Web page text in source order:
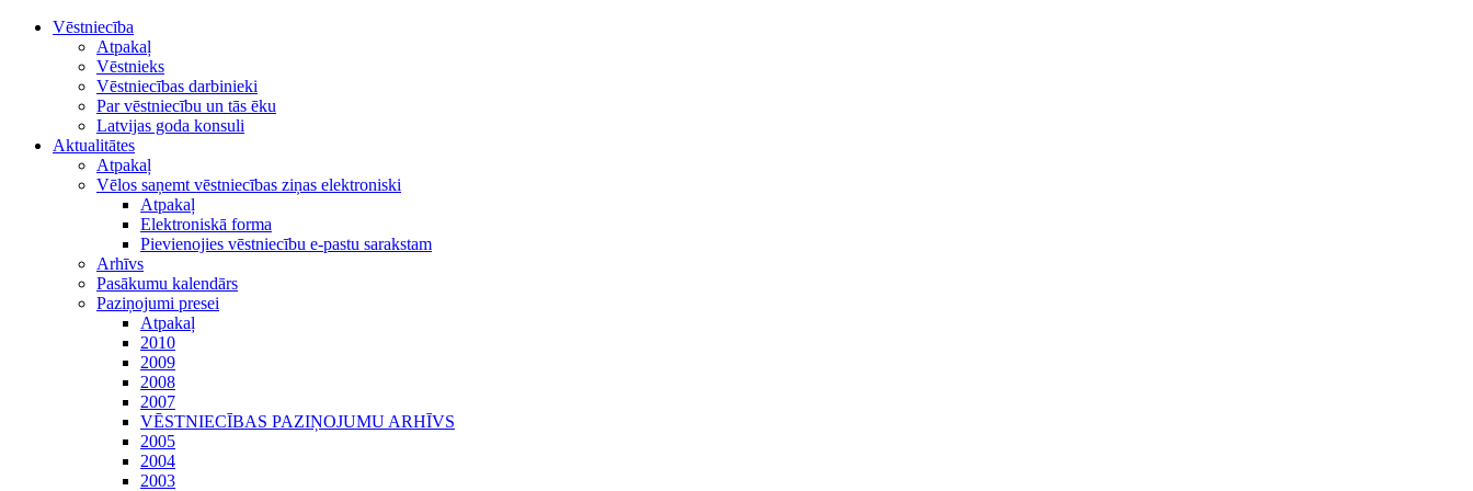
Vēstniecība
Atpakaļ
Vēstnieks
Vēstniecības darbinieki
Par vēstniecību un tās ēku
Latvijas goda konsuli
Aktualitātes
Atpakaļ
Vēlos saņemt vēstniecības ziņas elektroniski
Atpakaļ
Elektroniskā forma
Pievienojies vēstniecību e-pastu sarakstam
Arhīvs
Pasākumu kalendārs
Paziņojumi presei
Atpakaļ
2010
2009
2008
2007
VĒSTNIECĪBAS PAZIŅOJUMU ARHĪVS
2005
2004
2003